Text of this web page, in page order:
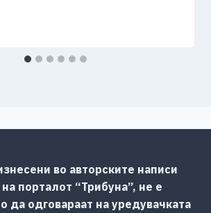
во авторските написи
на порталот “Трибуна”, не е
да одговараат на уредувачката